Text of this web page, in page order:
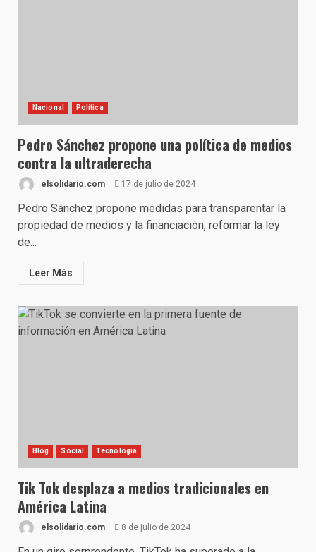
Nacional Política
Pedro Sánchez propone una política de medios
contra la ultraderecha
elsolidario.com 17 de julio de 2024
Pedro Sánchez propone medidas para transparentar la
propiedad de medios y la financiación, reformar la ley
de...
Leer Más
Blog Social Tecnología
Tik Tok desplaza a medios tradicionales en
América Latina
elsolidario.com 8 de julio de 2024